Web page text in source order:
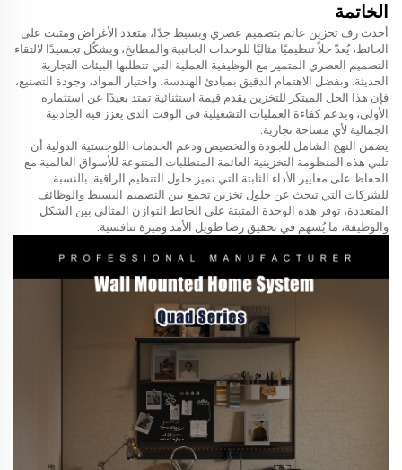
الخاتمة
أحدث رف تخزين عائم بتصميم عصري وبسيط جدًا، متعدد الأغراض ومثبت على
الحائط، يُعدّ حلاً تنظيميًا مثاليًا للوحدات الجانبية والمطابخ، ويشكّل تجسيدًا لالتقاء
التصميم العصري المتميز مع الوظيفية العملية التي تتطلبها البيئات التجارية
الحديثة. وبفضل الاهتمام الدقيق بمبادئ الهندسة، واختيار المواد، وجودة التصنيع،
فإن هذا الحل المبتكر للتخزين يقدم قيمة استثنائية تمتد بعيدًا عن استثماره
الأولي، ويدعم كفاءة العمليات التشغيلية في الوقت الذي يعزز فيه الجاذبية
الجمالية لأي مساحة تجارية.
يضمن النهج الشامل للجودة والتخصيص ودعم الخدمات اللوجستية الدولية أن
تلبي هذه المنظومة التخزينية العائمة المتطلبات المتنوعة للأسواق العالمية مع
الحفاظ على معايير الأداء الثابتة التي تميز حلول التنظيم الراقية. بالنسبة
للشركات التي تبحث عن حلول تخزين تجمع بين التصميم البسيط والوظائف
المتعددة، توفر هذه الوحدة المثبتة على الحائط التوازن المثالي بين الشكل
والوظيفة، ما يُسهم في تحقيق رضا طويل الأمد وميزة تنافسية.